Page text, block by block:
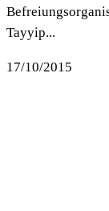
Tayyip...
17/10/2015